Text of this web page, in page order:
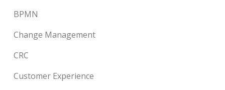
BPMN
Change Management
CRC
Customer Experience